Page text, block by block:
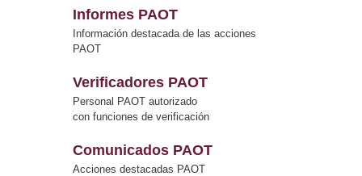
Informes PAOT
Información destacada de las acciones
PAOT
Verificadores PAOT
Personal PAOT autorizado
con funciones de verificación
Comunicados PAOT
Acciones destacadas PAOT